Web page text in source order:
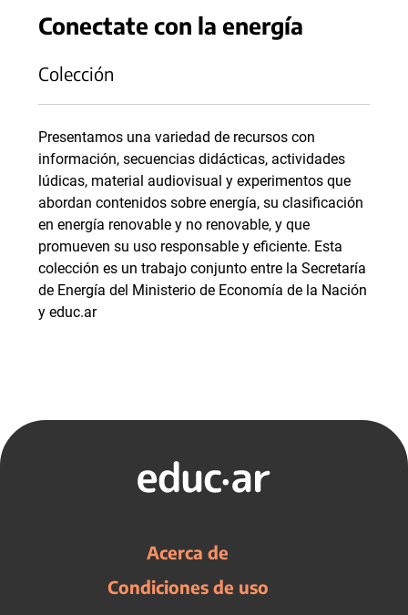
Conectate con la energía
Colección
Presentamos una variedad de recursos con
información, secuencias didácticas, actividades
lúdicas, material audiovisual y experimentos que
abordan contenidos sobre energía, su clasificación
en energía renovable y no renovable, y que
promueven su uso responsable y eficiente. Esta
colección es un trabajo conjunto entre la Secretaría
de Energía del Ministerio de Economía de la Nación
y educ.ar
Acerca de
Condiciones de uso